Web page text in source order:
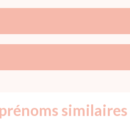
similaires